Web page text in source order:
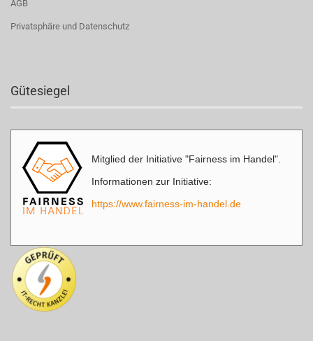
AGB
Privatsphäre und Datenschutz
Gütesiegel
Mitglied der Initiative "Fairness im Handel".
Informationen zur Initiative:
https://www.fairness-im-handel.de